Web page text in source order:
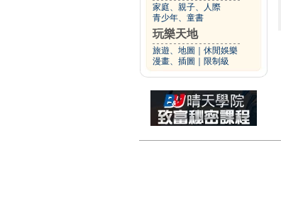
家庭、親子、人際
青少年、童書
玩樂天地
旅遊、地圖
休閒娛樂
漫畫、插圖
限制級